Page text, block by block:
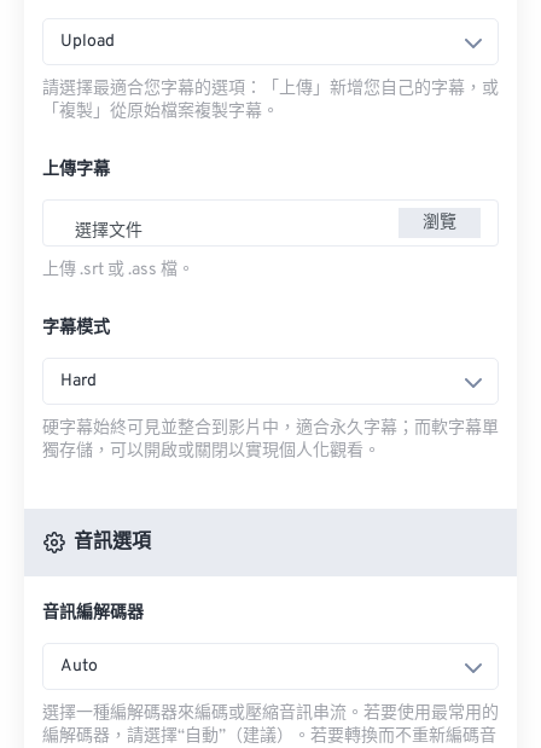
Upload
請選擇最適合您字幕的選項：「上傳」新增您自己的字幕，或
「複製」從原始檔案複製字幕。
上傳字幕
選擇文件 瀏覽
上傳 .srt 或 .ass 檔。
字幕模式
Hard
硬字幕始終可見並整合到影片中，適合永久字幕；而軟字幕單
獨存儲，可以開啟或關閉以實現個人化觀看。
音訊選項
音訊編解碼器
Auto
選擇一種編解碼器來編碼或壓縮音訊串流。若要使用最常用的
編解碼器，請選擇“自動”（建議）。若要轉換而不重新編碼音